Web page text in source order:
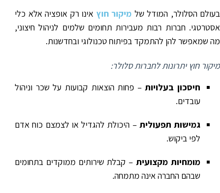
בעולם הסלולר, המודל של מיקור חוץ אינו רק אופציה אלא כלי
אסטרטגי. חברות רבות מעבירות תחומים שלמים לניהול חיצוני,
מה שמאפשר להן להתמקד בפיתוח טכנולוגי ובחדשנות.
מיקור חוץ יתרונות לחברות סלולר:
חיסכון בעלויות– פחות הוצאות קבועות על שכר וניהול
עובדים.
גמישות תפעולית – היכולת להגדיל או לצמצם כוח אדם
לפי ביקוש.
מומחיות מקצועית– קבלת שירותים ממוקדים בתחומים
שבהם החברה אינה מתמחה.